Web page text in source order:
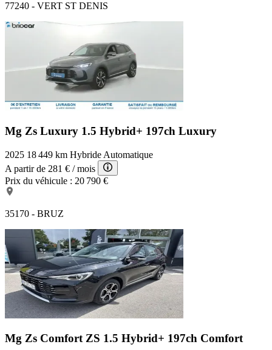
77240 - VERT ST DENIS
Mg Zs Luxury 1.5 Hybrid+ 197ch Luxury
2025 18 449 km Hybride Automatique
A partir de 281 € / mois
Prix du véhicule : 20 790 €
35170 - BRUZ
Mg Zs ComfortZS 1.5 Hybrid+ 197ch Comfort